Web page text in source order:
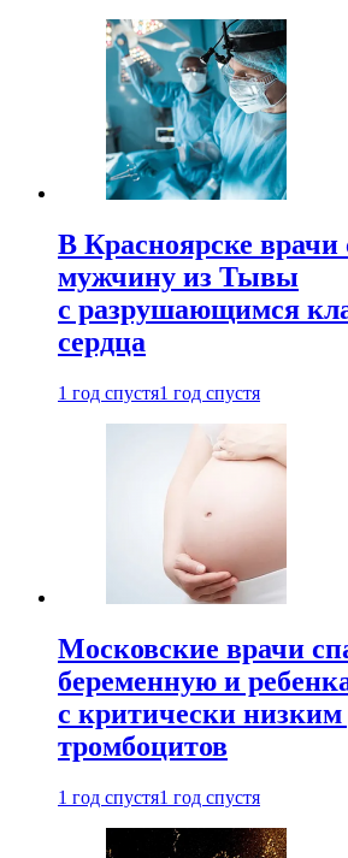
В Красноярске врачи
мужчину из Тывы
с разрушающимся
сердца
1 год спустя1 год спустя
Московские врачи
беременную и
с критически низким
тромбоцитов
1 год спустя1 год спустя